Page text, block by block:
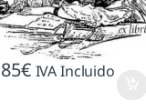
€ IVA Incluido